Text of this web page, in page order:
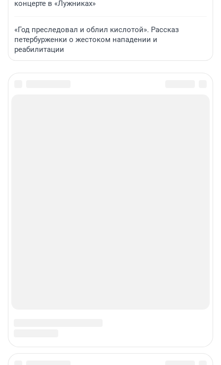
концерте в «Лужниках»
«Год преследовал и облил кислотой». Рассказ
петербурженки о жестоком нападении и
реабилитации